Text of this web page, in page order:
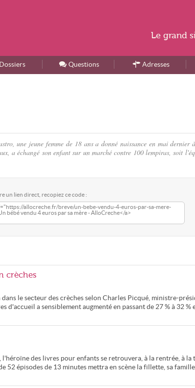
Accueil
Dossiers Questions Adresses
une jeune femme de 18 ans a donné naissance en mai dernier
a échangé son enfant sur un marché contre 100 lempiras, soit
un lien direct, recopiez ce code :
allocreche.fr/breve/un-bebe-vendu-4-euros-par-sa-mere-
bébé vendu 4 euros par sa mère - AlloCreche</a>
crèches
le secteur des crèches selon Charles Picqué, ministre-
d'accueil a sensiblement augmenté en passant de 27 % à 32 %
des livres pour enfants se retrouvera, à la rentrée, à la
52 épisodes de 13 minutes mettra en scène la fillette, sa
Le grand